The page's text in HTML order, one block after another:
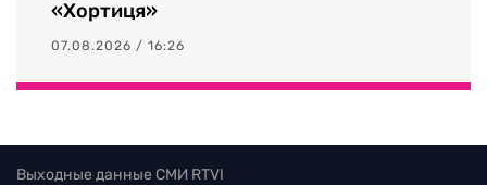
«Хортиця»
07.08.2026 / 16:26
Выходные данные СМИ RTVI